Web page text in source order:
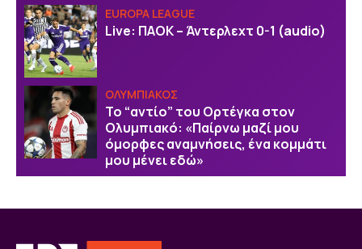
EUROPA LEAGUE
Live: ΠΑΟΚ – Άντερλεχτ 0-1 (audio)
ΟΛΥΜΠΙΑΚΟΣ
Το “αντίο” του Ορτέγκα στον
Ολυμπιακό: «Παίρνω μαζί μου
όμορφες αναμνήσεις, ένα κομμάτι
μου μένει εδώ»